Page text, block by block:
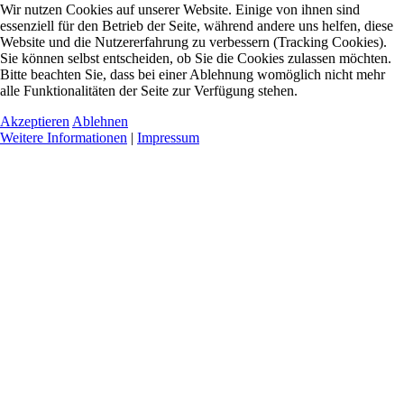
Wir nutzen Cookies auf unserer Website. Einige von ihnen sind
essenziell für den Betrieb der Seite, während andere uns helfen, diese
Website und die Nutzererfahrung zu verbessern (Tracking Cookies).
Sie können selbst entscheiden, ob Sie die Cookies zulassen möchten.
Bitte beachten Sie, dass bei einer Ablehnung womöglich nicht mehr
alle Funktionalitäten der Seite zur Verfügung stehen.
Akzeptieren Ablehnen
Weitere Informationen | Impressum